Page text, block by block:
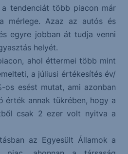
tendenciát több piacon már
mérlege. Azaz az autós és
egyre jobban át tudja venni
helyét.
ahol éttermei több mint
a júliusi értékesítés év/
os esést mutat, ami azonban
érték annak tükrében, hogy a
csak 2 ezer volt nyitva a
az Egyesült Államok a